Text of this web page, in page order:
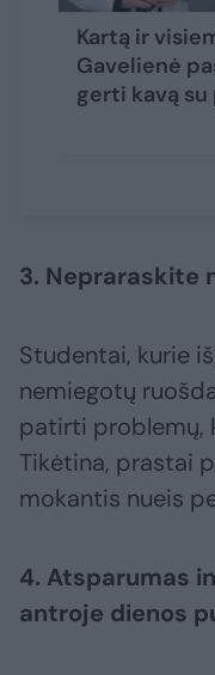
Kartą ir
Gavelienė
gerti kavą su
3. Nepraraskite
Studentai, kurie
nemiegotų
patirti problemų,
Tikėtina, prastai
mokantis nueis
4. Atsparumas
antroje dienos